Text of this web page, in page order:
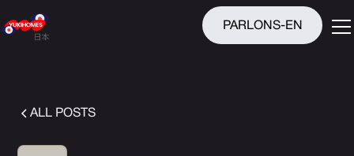
PARLONS-EN
ALL POSTS